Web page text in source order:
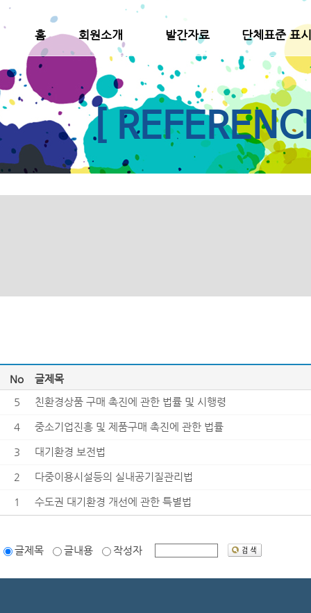
홈 회원소개 발간자료 단체표준 표
[
No 글제목
5 친환경상품 구매 촉진에 관한 법률 및 시행령
4 중소기업진흥 및 제품구매 촉진에 관한 법률
3 대기환경 보전법
2 다중이용시설등의 실내공기질관리법
1 수도권 대기환경 개선에 관한 특별법
글제목 글내용 작성자